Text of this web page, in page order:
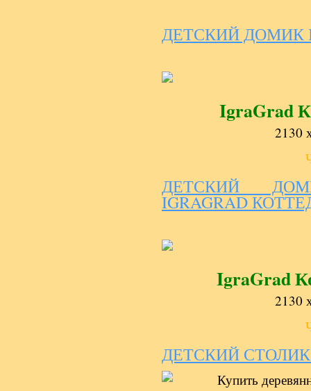
ДЕТСКИЙ ДОМИК
IgraGrad
2130
ДЕТСКИЙ
IGRAGRAD
IgraGrad
2130
ДЕТСКИЙ